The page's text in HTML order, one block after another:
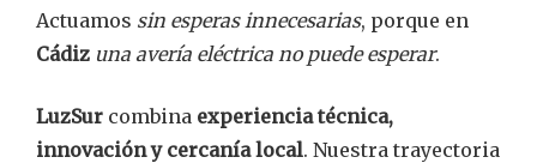
Actuamos sin esperas innecesarias, porque en
Cádiz una avería eléctrica no puede esperar.
LuzSur combina experiencia técnica,
innovación y cercanía local. Nuestra trayectoria